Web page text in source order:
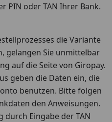
PIN oder TAN Ihrer Bank.
die Variante
gelangen Sie unmittelbar
auf die Seite von Giropay.
geben die Daten ein, die
benutzen. Bitte folgen
den Anweisungen.
durch Eingabe der TAN